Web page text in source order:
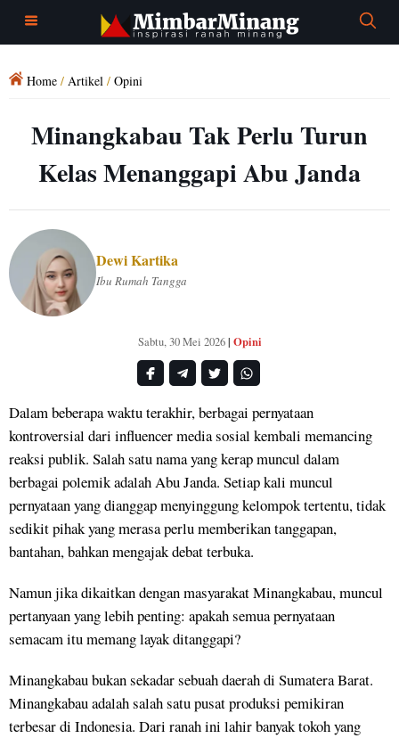
Home / Artikel / Opini
Minangkabau Tak Perlu Turun
Kelas Menanggapi Abu Janda
Dewi Kartika
Ibu Rumah Tangga
Sabtu, 30 Mei 2026| Opini
Dalam beberapa waktu terakhir, berbagai pernyataan
kontroversial dari influencer media sosial kembali memancing
reaksi publik. Salah satu nama yang kerap muncul dalam
berbagai polemik adalah Abu Janda. Setiap kali muncul
pernyataan yang dianggap menyinggung kelompok tertentu, tidak
sedikit pihak yang merasa perlu memberikan tanggapan,
bantahan, bahkan mengajak debat terbuka.
Namun jika dikaitkan dengan masyarakat Minangkabau, muncul
pertanyaan yang lebih penting: apakah semua pernyataan
semacam itu memang layak ditanggapi?
Minangkabau bukan sekadar sebuah daerah di Sumatera Barat.
Minangkabau adalah salah satu pusat produksi pemikiran
terbesar di Indonesia. Dari ranah ini lahir banyak tokoh yang